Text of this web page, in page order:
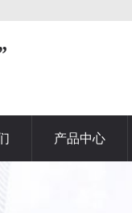
产品中心